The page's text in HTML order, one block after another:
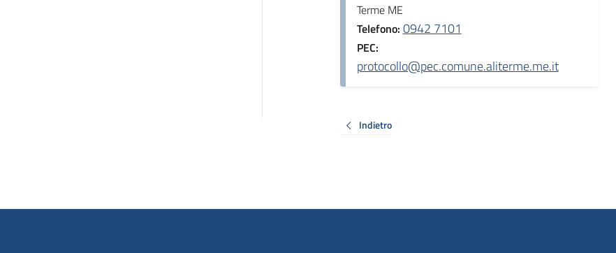
Terme ME
Telefono: 0942 7101
PEC:
protocollo@pec.comune.aliterme.me.it
Indietro